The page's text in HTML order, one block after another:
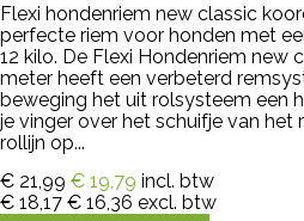
Flexi hondenriem new classic
perfecte riem voor honden met
12 kilo. De Flexi Hondenriem new
meter heeft een verbeterd
beweging het uit rolsysteem een
je vinger over het schuifje van
rollijn op...
€ 21,99 € 19,79 incl. btw
€ 18,17 € 16,36 excl. btw